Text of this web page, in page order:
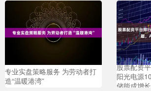
专业实盘策略服务 为劳动者打
造“温暖港湾”
股票配资
阳光电源
储能成增